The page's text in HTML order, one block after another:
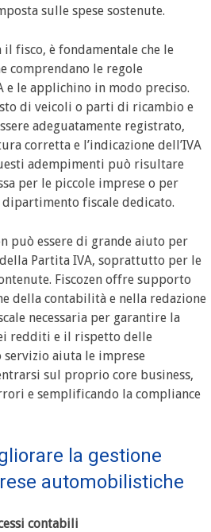
sulle spese sostenute.
fisco, è fondamentale che le
comprendano le regole
le applichino in modo preciso.
di veicoli o parti di ricambio e
adeguatamente registrato,
corretta e l’indicazione dell’IVA
adempimenti può risultare
per le piccole imprese o per
fiscale dedicato.
può essere di grande aiuto per
Partita IVA, soprattutto per le
Fiscozen offre supporto
della contabilità e nella redazione
necessaria per garantire la
redditi e il rispetto delle
servizio aiuta le imprese
sul proprio core business,
e semplificando la compliance
la gestione
automobilistiche
contabili